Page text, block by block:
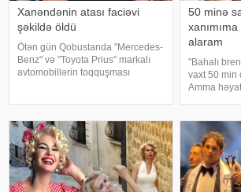
Xanəndənin atası faciəvi
şəkildə öldü
Ötən gün Qobustanda "Mercedes-
Benz" və "Toyota Prius" markalı
avtomobillərin toqquşması
Zakir Ağayev xanənd
50 minə
alaram
"Bahalı
vaxt 50 min
Amma
istinadən
Xalq artisti